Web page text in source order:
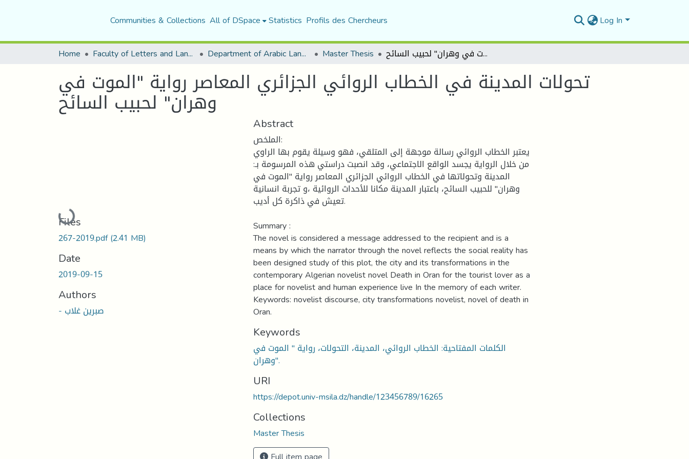
Communities & Collections All of DSpace Statistics Profils des Chercheurs Log In
Home Faculty of Letters and Languages Department of Arabic Language and Literature Master Thesis تحولات المدينة في الخطاب الروائي الجزائري المعاصر رواية "الموت في وهران" لحبيب السائح
تحولات المدينة في الخطاب الروائي الجزائري المعاصر رواية "الموت في
وهران" لحبيب السائح
Loading...
Files
267-2019.pdf(2.41 MB)
Date
2019-09-15
Authors
- صبرين غلاب
Abstract
الملخص:
يعتبر الخطاب الروائي رسالة موجهة إلى المتلقي، فهو وسيلة يقوم بها الراوي
من خلال الرواية يجسد الواقع الاجتماعي، وقد انصبت دراستي هذه المرسومة بـ:
المدينة وتحولاتها في الخطاب الروائي الجزائري المعاصر رواية "الموت في
وهران" للحبيب السائح، باعتبار المدينة مكانا للأحداث الروائية ،و تجربة انسانية
تعيش في ذاكرة كل أديب.
Summary :
The novel is considered a message addressed to the recipient and is a
means by which the narrator through the novel reflects the social reality has
been designed study of this plot, the city and its transformations in the
contemporary Algerian novelist novel Death in Oran for the tourist lover as a
place for novelist and human experience live In the memory of each writer.
Keywords: novelist discourse, city transformations novelist, novel of death in
Oran.
Keywords
الكلمات المفتاحية: الخطاب الروائي، المدينة، التحولات، رواية " الموت في
وهران".
URI
https://depot.univ-msila.dz/handle/123456789/16265
Collections
Master Thesis